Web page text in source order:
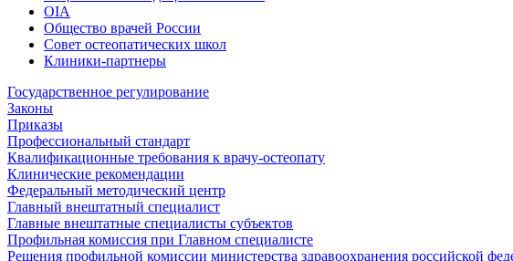
OIA
Общество врачей России
Совет остеопатических школ
Клиники-партнеры
Государственное регулирование
Законы
Приказы
Профессиональный стандарт
Квалификационные требования к врачу-остеопату
Клинические рекомендации
Федеральный методический центр
Главный внештатный специалист
Главные внештатные специалисты субъектов
Профильная комиссия при Главном специалисте
Решения профильной комиссии министерства здравоохранения российской